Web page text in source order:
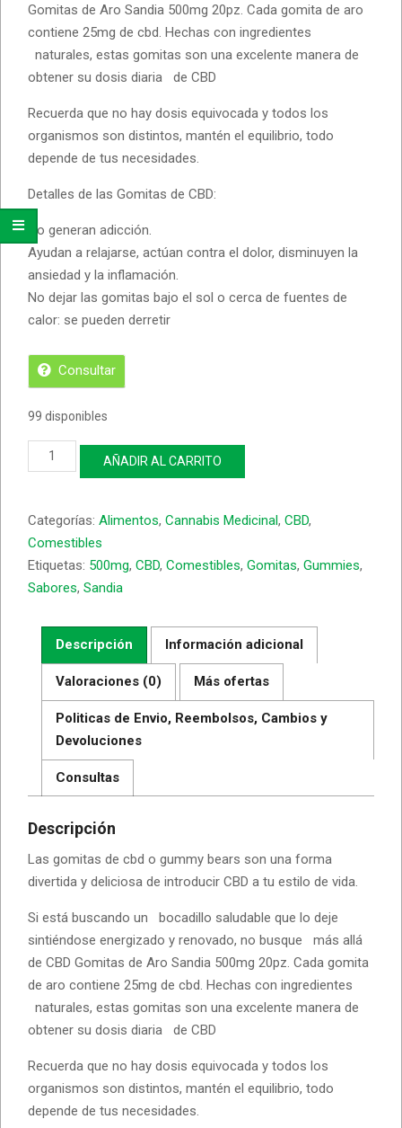
Gomitas de Aro Sandia 500mg 20pz. Cada gomita de aro
contiene 25mg de cbd. Hechas con ingredientes
naturales, estas gomitas son una excelente manera de
obtener su dosis diaria de CBD
Recuerda que no hay dosis equivocada y todos los
organismos son distintos, mantén el equilibrio, todo
depende de tus necesidades.
Detalles de las Gomitas de CBD:
No generan adicción.
Ayudan a relajarse, actúan contra el dolor, disminuyen la
ansiedad y la inflamación.
No dejar las gomitas bajo el sol o cerca de fuentes de
calor: se pueden derretir
Consultar
99 disponibles
Gomitas
de
CBD
Sandia
500
Mg
AÑADIR AL CARRITO
Categorías: Alimentos, Cannabis Medicinal, CBD,
Comestibles
Etiquetas: 500mg, CBD, Comestibles, Gomitas, Gummies,
Sabores, Sandia
Descripción Información adicional
Valoraciones (0) Más ofertas
Politicas de Envio, Reembolsos, Cambios y
Devoluciones
Consultas
Descripción
Las gomitas de cbd o gummy bears son una forma
divertida y deliciosa de introducir CBD a tu estilo de vida.
Si está buscando un bocadillo saludable que lo deje
sintiéndose energizado y renovado, no busque más allá
de CBD Gomitas de Aro Sandia 500mg 20pz. Cada gomita
de aro contiene 25mg de cbd. Hechas con ingredientes
naturales, estas gomitas son una excelente manera de
obtener su dosis diaria de CBD
Recuerda que no hay dosis equivocada y todos los
organismos son distintos, mantén el equilibrio, todo
depende de tus necesidades.